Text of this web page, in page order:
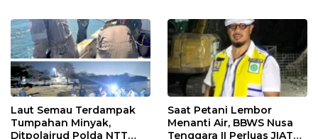
Laut Semau Terdampak
Tumpahan Minyak,
Ditpolairud Polda NTT
Saat Petani Lembor
Menanti Air, BBWS Nusa
Tenggara II Perluas JIAT